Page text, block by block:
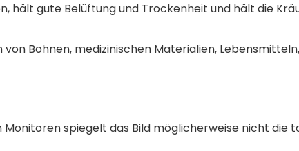
hält gute Belüftung und Trockenheit und hält die
Bohnen, medizinischen Materialien,
spiegelt das Bild möglicherweise nicht die